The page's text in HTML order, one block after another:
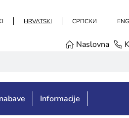
HRVATSKI СРПСКИ
Naslovna
Informacije